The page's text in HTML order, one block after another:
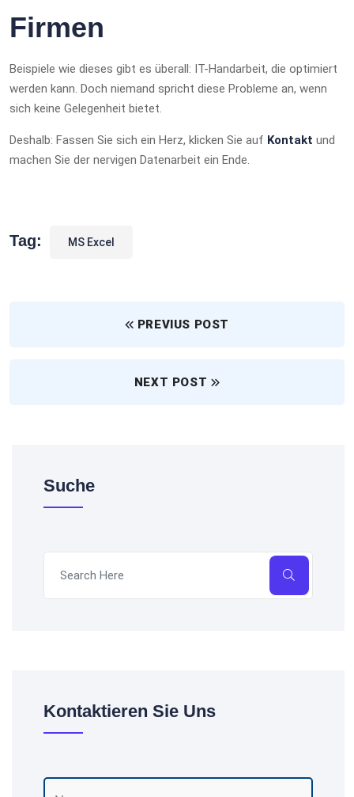
Firmen
Beispiele wie dieses gibt es überall: IT-Handarbeit, die optimiert
werden kann. Doch niemand spricht diese Probleme an, wenn
sich keine Gelegenheit bietet.
Deshalb: Fassen Sie sich ein Herz, klicken Sie auf Kontakt und
machen Sie der nervigen Datenarbeit ein Ende.
Tag: MS Excel
PREVIUS POST
NEXT POST
Suche
Kontaktieren Sie Uns